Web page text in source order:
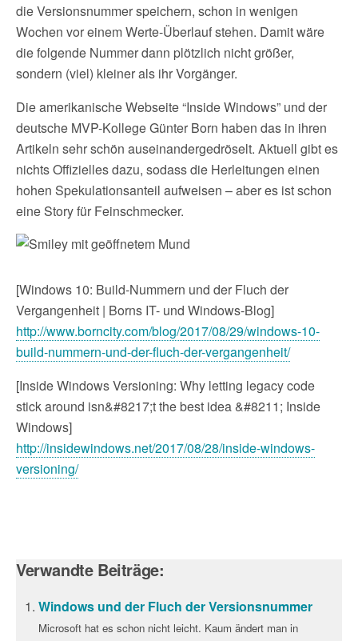
die Versionsnummer speichern, schon in wenigen
Wochen vor einem Werte-Überlauf stehen. Damit wäre
die folgende Nummer dann plötzlich nicht größer,
sondern (viel) kleiner als ihr Vorgänger.
Die amerikanische Webseite “Inside Windows” und der
deutsche MVP-Kollege Günter Born haben das in ihren
Artikeln sehr schön auseinandergedröselt. Aktuell gibt es
nichts Offizielles dazu, sodass die Herleitungen einen
hohen Spekulationsanteil aufweisen – aber es ist schon
eine Story für Feinschmecker.
[Windows 10: Build-Nummern und der Fluch der
Vergangenheit | Borns IT- und Windows-Blog]
http://www.borncity.com/blog/2017/08/29/windows-10-
build-nummern-und-der-fluch-der-vergangenheit/
[Inside Windows Versioning: Why letting legacy code
stick around isn&#8217;t the best idea &#8211; Inside
Windows]
http://insidewindows.net/2017/08/28/inside-windows-
versioning/
Verwandte Beiträge:
Windows und der Fluch der Versionsnummer
Microsoft hat es schon nicht leicht. Kaum ändert man in